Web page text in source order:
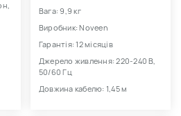
Вага: 9,9 кг
Виробник: Noveen
Гарантія: 12 місяців
Джерело живлення: 220-240 В,
50/60 Гц
Довжина кабелю: 1,45 м